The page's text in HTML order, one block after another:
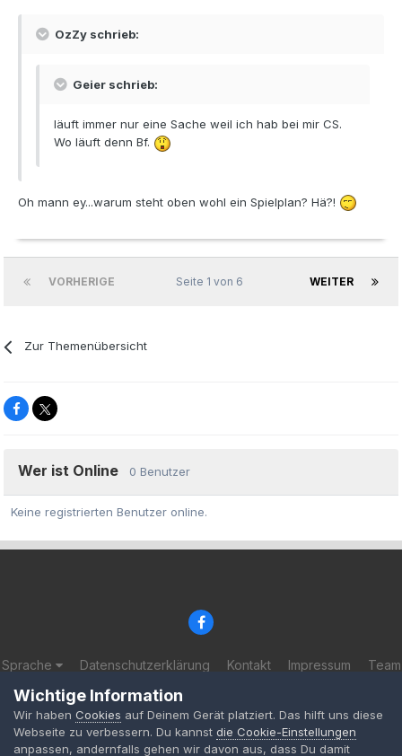
OzZy schrieb:
Geier schrieb:
läuft immer nur eine Sache weil ich hab bei mir CS.
Wo läuft denn Bf.
Oh mann ey...warum steht oben wohl ein Spielplan? Hä?!
VORHERIGE WEITER
Seite 1 von 6
Zur Themenübersicht
Wer ist Online 0 Benutzer
Keine registrierten Benutzer online.
Sprache Datenschutzerklärung Kontakt Impressum Team
© 2002-2025 BF-Games.net
Powered by Invision Community
Wichtige Information
Wir haben Cookies auf Deinem Gerät platziert. Das hilft uns diese
Webseite zu verbessern. Du kannst die Cookie-Einstellungen
anpassen, andernfalls gehen wir davon aus, dass Du damit